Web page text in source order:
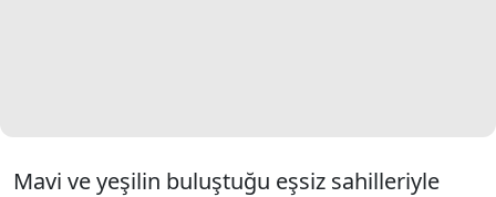
Mavi ve yeşilin buluştuğu eşsiz sahilleriyle